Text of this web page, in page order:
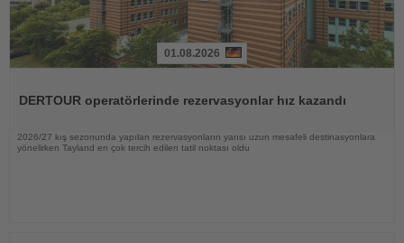
01.08.2026
DERTOUR operatörlerinde rezervasyonlar hız kazandı
2026/27 kış sezonunda yapılan rezervasyonların yarısı uzun mesafeli destinasyonlara
yönelirken Tayland en çok tercih edilen tatil noktası oldu